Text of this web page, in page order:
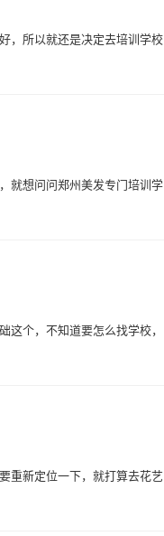
，所以就还是决定去培训学校
就想问问郑州美发专门培训学
个，不知道要怎么找学校，
重新定位一下，就打算去花艺